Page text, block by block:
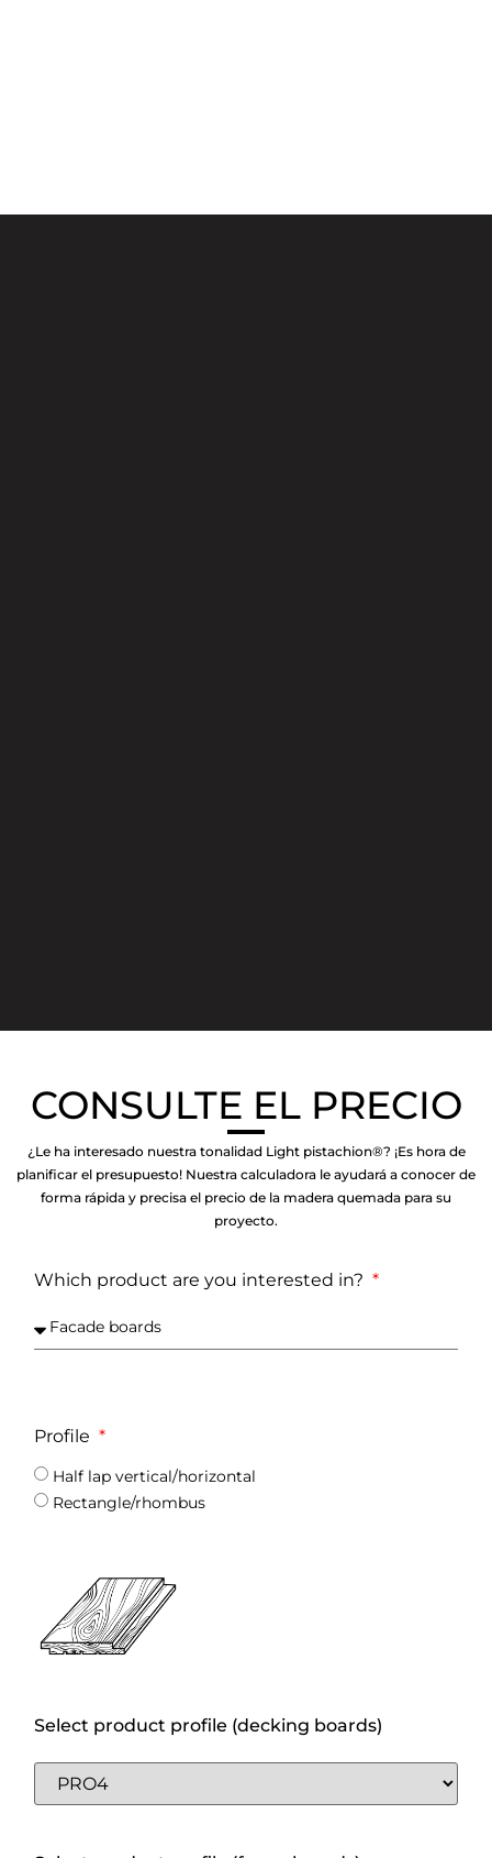
CONSULTE EL PRECIO
¿Le ha interesado nuestra tonalidad Light pistachion®? ¡Es hora de
planificar el presupuesto! Nuestra calculadora le ayudará a conocer de
forma rápida y precisa el precio de la madera quemada para su
proyecto.
Which product are you interested in?
Profile
Half lap vertical/horizontal
Rectangle/rhombus
Select product profile (decking boards)